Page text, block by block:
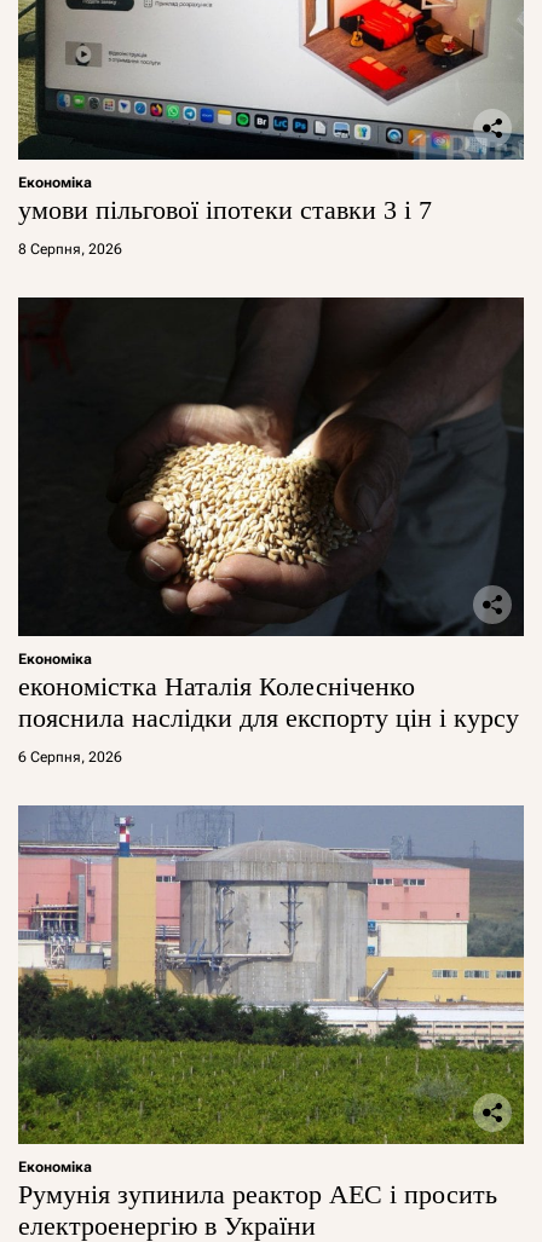
Економіка
умови пільгової іпотеки ставки 3 і 7
8 Серпня, 2026
Економіка
економістка Наталія Колесніченко
пояснила наслідки для експорту цін і курсу
6 Серпня, 2026
Економіка
Румунія зупинила реактор АЕС і просить
електроенергію в України